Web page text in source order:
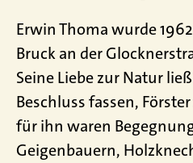
Erwin Thoma wurde
Bruck an der
Seine Liebe zur Natur
Beschluss fassen,
für ihn waren
Geigenbauern,